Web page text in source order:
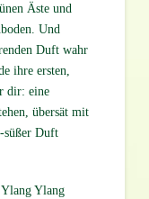
Äste und
Und
Duft wahr
ihre ersten,
dir: eine
übersät mit
süßer Duft
Ylang